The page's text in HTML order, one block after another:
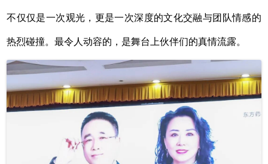
不仅仅是一次观光，更是一次深度的文化交融与团队情感的
热烈碰撞。最令人动容的，是舞台上伙伴们的真情流露。